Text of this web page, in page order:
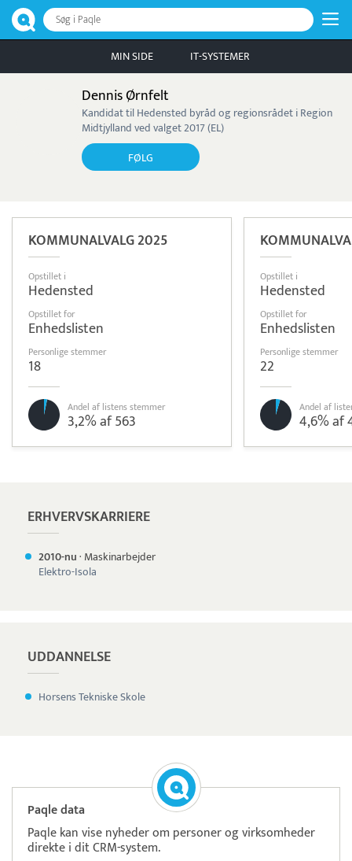
Søg i Paqle
MIN SIDE IT-SYSTEMER
Dennis Ørnfelt
Kandidat til Hedensted byråd og regionsrådet i Region
Midtjylland ved valget 2017 (EL)
FØLG
KOMMUNALVALG 2025
Opstillet i
Hedensted
Opstillet for
Enhedslisten
Personlige stemmer
18
Andel af listens stemmer
3,2% af 563
Opstillet i
Hedensted
Opstillet for
Enhedslisten
Personlige stemmer
22
Andel af
4,6% af
ERHVERVSKARRIERE
2010-nu· Maskinarbejder
Elektro-Isola
UDDANNELSE
Horsens Tekniske Skole
Paqle data
Paqle kan vise nyheder om personer og virksomheder
direkte i dit CRM-system.